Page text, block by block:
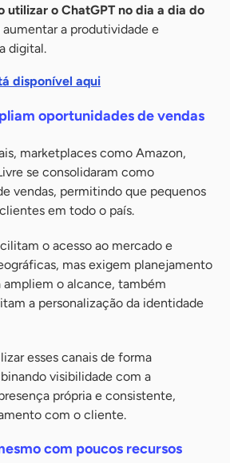
utilizar o ChatGPT no dia a dia do
aumentar a produtividade e
digital.
disponível aqui
oportunidades de vendas
marketplaces como Amazon,
se consolidaram como
vendas, permitindo que pequenos
em todo o país.
o acesso ao mercado e
mas exigem planejamento
ampliem o alcance, também
a personalização da identidade
esses canais de forma
visibilidade com a
própria e consistente,
com o cliente.
com poucos recursos